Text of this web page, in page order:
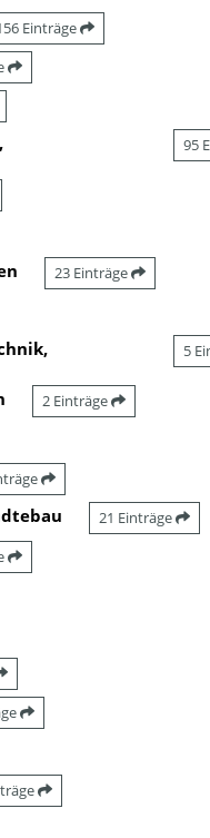
Einträge
95
23 Einträge
5
2 Einträge
21 Einträge